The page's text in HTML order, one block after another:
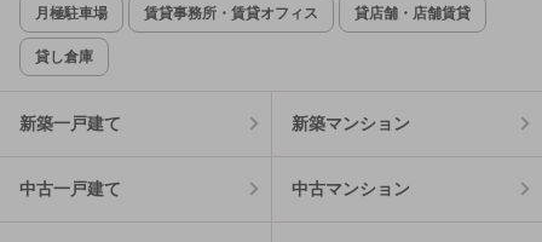
月極駐車場 賃貸事務所・賃貸オフィス 貸店舗・店舗賃貸
貸し倉庫
新築一戸建て 新築マンション
中古一戸建て 中古マンション